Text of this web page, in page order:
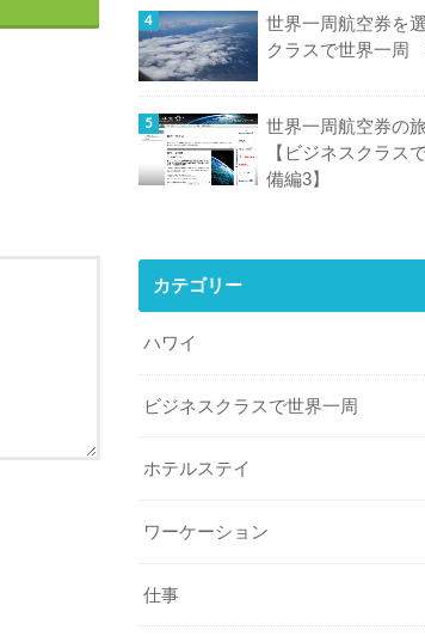
世界一周航空券を
クラスで世界一周
世界一周航空券の
【ビジネスクラ
備編3】
カテゴリー
ハワイ
ビジネスクラスで世界一周
ホテルステイ
ワーケーション
仕事